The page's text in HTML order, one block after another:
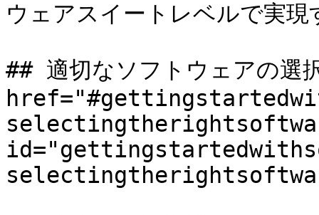
ウェアスイートレベルで実
## 適切なソフトウェアの選